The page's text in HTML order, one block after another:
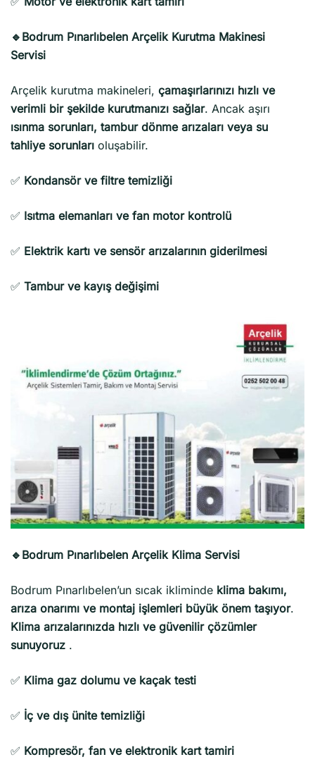
🔹Bodrum Pınarlıbelen Arçelik Kurutma Makinesi
Servisi
Arçelik kurutma makineleri, çamaşırlarınızı hızlı ve
verimli bir şekilde kurutmanızı sağlar. Ancak aşırı
ısınma sorunları, tambur dönme arızaları veya su
tahliye sorunları oluşabilir.
✅ Kondansör ve filtre temizliği
✅ Isıtma elemanları ve fan motor kontrolü
✅ Elektrik kartı ve sensör arızalarının giderilmesi
✅ Tambur ve kayış değişimi
🔹Bodrum Pınarlıbelen Arçelik Klima Servisi
Bodrum Pınarlıbelen’un sıcak ikliminde klima bakımı,
arıza onarımı ve montaj işlemleri büyük önem taşıyor.
Klima arızalarınızda hızlı ve güvenilir çözümler
sunuyoruz .
✅ Klima gaz dolumu ve kaçak testi
✅ İç ve dış ünite temizliği
✅ Kompresör, fan ve elektronik kart tamiri